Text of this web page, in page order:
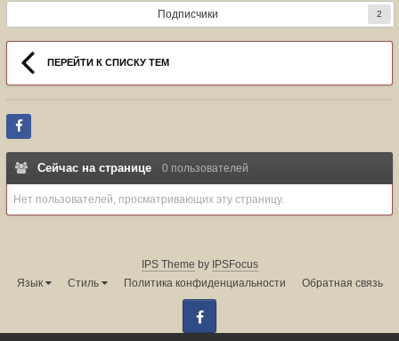
Подписчики 2
ПЕРЕЙТИ К СПИСКУ ТЕМ
Сейчас на странице 0 пользователей
Нет пользователей, просматривающих эту страницу.
IPS Theme by IPSFocus
Язык
Стиль Политика конфиденциальности Обратная связь